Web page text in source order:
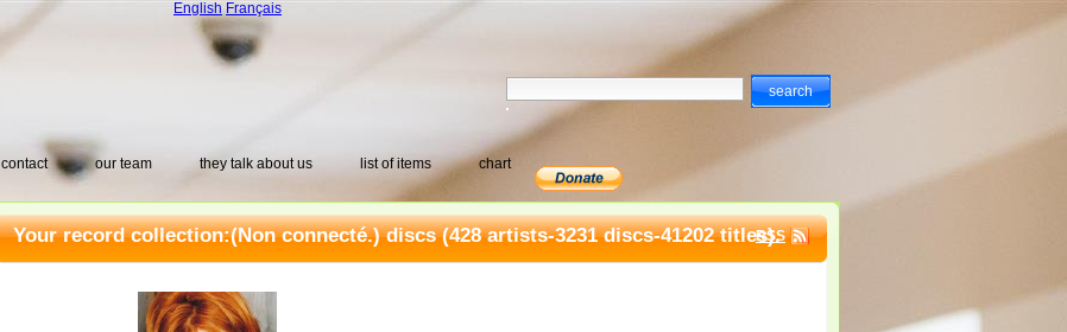
English Français
contact our team they talk about us list of items chart
Your record collection:(Non connecté.) discs(428 artists-3231 discs-41202 titles).
RSS